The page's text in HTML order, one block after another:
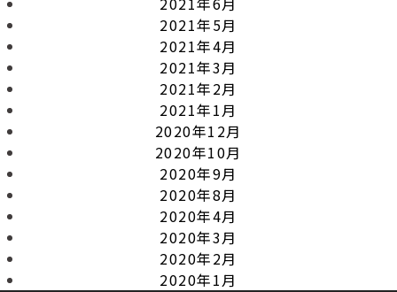
2021年5月
2021年4月
2021年3月
2021年2月
2021年1月
2020年12月
2020年10月
2020年9月
2020年8月
2020年4月
2020年3月
2020年2月
2020年1月